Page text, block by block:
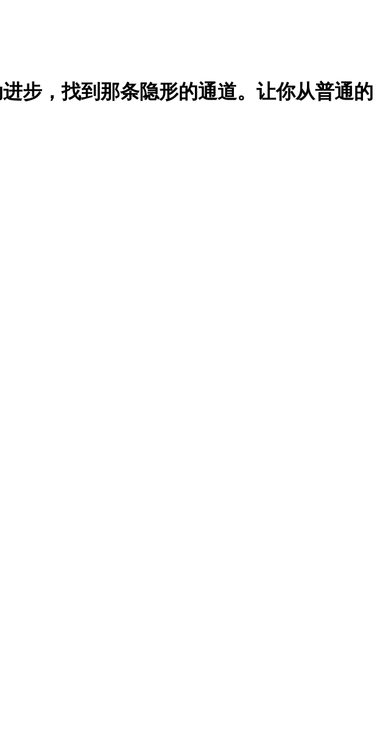
步，找到那条隐形的通道。让你从普通的